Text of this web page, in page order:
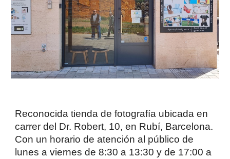
Reconocida tienda de fotografía ubicada en
carrer del Dr. Robert, 10, en Rubí, Barcelona.
Con un horario de atención al público de
lunes a viernes de 8:30 a 13:30 y de 17:00 a